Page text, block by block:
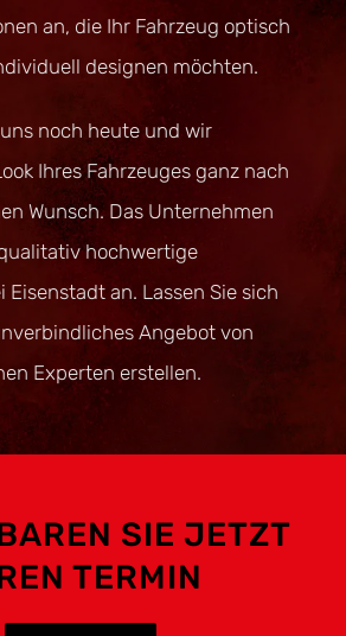
an, die Ihr Fahrzeug optisch
designen möchten.
noch heute und wir
Ihres Fahrzeuges ganz nach
Wunsch. Das Unternehmen
hochwertige
an. Lassen Sie sich
Angebot von
Experten erstellen.
SIE JETZT
TERMIN